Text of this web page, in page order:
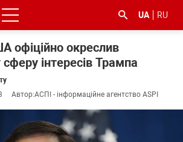
UA RU
окреслив
сферу інтересів Трампа
Автор:АСПІ - інформаційне агентство ASPI
#ДФС #Київ #коронавірус